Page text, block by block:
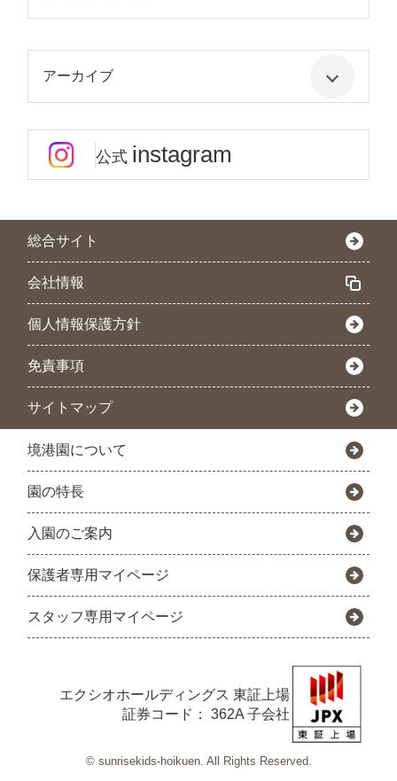
アーカイブ
公式 instagram
総合サイト
会社情報
個人情報保護方針
免責事項
サイトマップ
境港園について
園の特長
入園のご案内
保護者専用マイページ
スタッフ専用マイページ
エクシオホールディングス 東証上場
証券コード： 362A 子会社
© sunrisekids-hoikuen. All Rights Reserved.